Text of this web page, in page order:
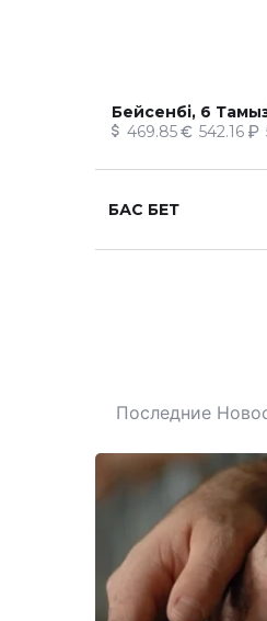
Бейсенбі, 6
469.85 542.16
БАС БЕТ
Последние